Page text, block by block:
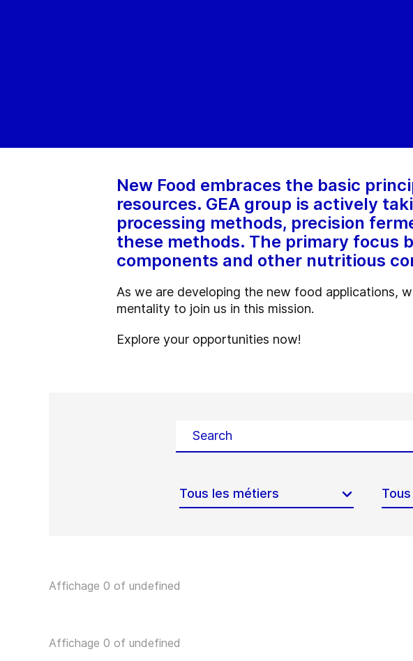
New Food embraces the basic
resources. GEA group is actively
processing methods, precision
these methods. The primary focus
components and other nutritious
As we are developing the new food applications,
mentality to join us in this mission.
Explore your opportunities now!
Tous les métiers
Affichage 0 of undefined
Affichage 0 of undefined